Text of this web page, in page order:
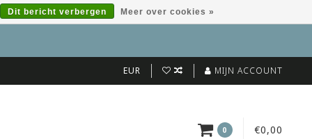
EUR MIJN ACCOUNT
0 €0,00
Dit bericht verbergen Meer over cookies »